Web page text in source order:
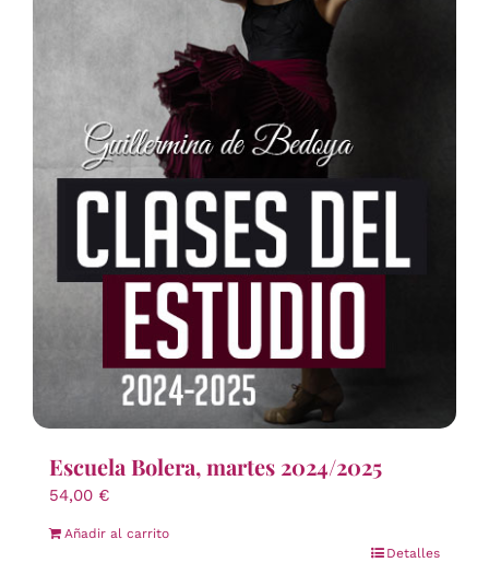
Escuela Bolera, martes 2024/2025
54,00 €
Añadir al carrito
Detalles